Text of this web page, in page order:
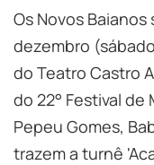
Os Novos
dezembro
do Teatro Castro
do 22° Festival de
Pepeu Gomes,
trazem a turnê